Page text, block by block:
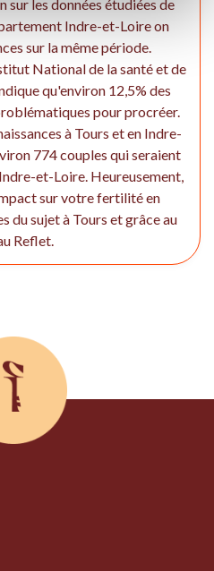
sur les données étudiées de
Indre-et-Loire on
sur la même période.
National de la santé et de
qu'environ 12,5% des
pour procréer.
à Tours et en Indre-
774 couples qui seraient
et-Loire. Heureusement,
sur votre fertilité en
du sujet à Tours et grâce au
Reflet.